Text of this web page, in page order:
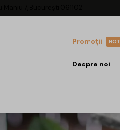
HOT
Promoții
Despre noi